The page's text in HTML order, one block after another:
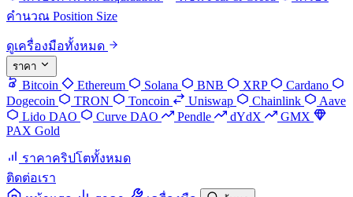
คำนวณ Position Size
ดูเครื่องมือทั้งหมด
ราคา
Bitcoin Ethereum Solana BNB XRP
Cardano
Dogecoin
TRON Toncoin Uniswap Chainlink
Aave
Lido DAO
Curve DAO Pendle dYdX
GMX
PAX Gold
ราคาคริปโตทั้งหมด
ติดต่อเรา